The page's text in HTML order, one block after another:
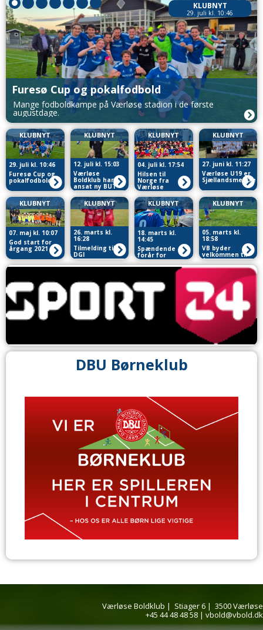
KLUBNYT
29. juli kl. 10:46
Furesø Cup og pokalfodbold
Mange fodboldkampe på Værløse stadion i de første
augustdage.
KLUBNYT
29. juli kl. 10:46
Furesø Cup og
pokalfodbold
KLUBNYT
12. juli kl. 15:03
Værløse
Boldklub har
ansat ny BUT
KLUBNYT
04. juli kl. 17:54
Hilsen til
Norge fra
Værløse
Fodboldskole
KLUBNYT
27. juni kl. 11:27
Værløse U19 er
Sjællandsmestre
KLUBNYT
07. maj kl. 10:07
God start for
årgang 2021
KLUBNYT
26. marts kl.
16:28
Tilmelding til
DGI
Fodboldskole
2026 i Værløse
KLUBNYT
18. marts kl.
14:45
Spændende
forår for
Værløse i Serie
1
KLUBNYT
05. marts kl.
18:58
VB byder
velkommen til
årgang 2021 i
maj
DBU Børneklub
Værløse Boldklub | Stiager 6 | 3500 Værløse
+45 44 48 48 58 | vbold@vbold.dk